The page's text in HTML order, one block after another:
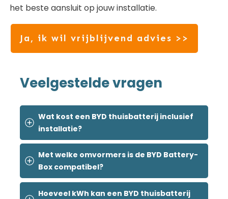
het beste aansluit op jouw installatie.
Ja, ik wil vrijblijvend advies >>
Veelgestelde vragen
Wat kost een BYD thuisbatterij inclusief
installatie?
Met welke omvormers is de BYD Battery-
Box compatibel?
Hoeveel kWh kan een BYD thuisbatterij